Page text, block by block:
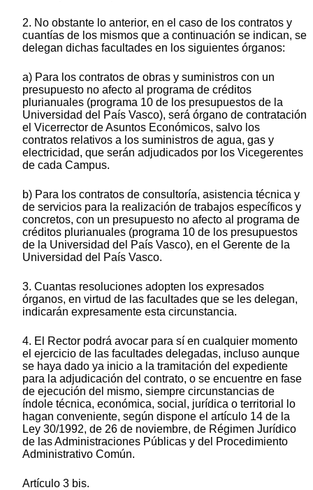
2. No obstante lo anterior, en el caso de los contratos y
cuantías de los mismos que a continuación se indican, se
delegan dichas facultades en los siguientes órganos:
a) Para los contratos de obras y suministros con un
presupuesto no afecto al programa de créditos
plurianuales (programa 10 de los presupuestos de la
Universidad del País Vasco), será órgano de contratación
el Vicerrector de Asuntos Económicos, salvo los
contratos relativos a los suministros de agua, gas y
electricidad, que serán adjudicados por los Vicegerentes
de cada Campus.
b) Para los contratos de consultoría, asistencia técnica y
de servicios para la realización de trabajos específicos y
concretos, con un presupuesto no afecto al programa de
créditos plurianuales (programa 10 de los presupuestos
de la Universidad del País Vasco), en el Gerente de la
Universidad del País Vasco.
3. Cuantas resoluciones adopten los expresados
órganos, en virtud de las facultades que se les delegan,
indicarán expresamente esta circunstancia.
4. El Rector podrá avocar para sí en cualquier momento
el ejercicio de las facultades delegadas, incluso aunque
se haya dado ya inicio a la tramitación del expediente
para la adjudicación del contrato, o se encuentre en fase
de ejecución del mismo, siempre circunstancias de
índole técnica, económica, social, jurídica o territorial lo
hagan conveniente, según dispone el artículo 14 de la
Ley 30/1992, de 26 de noviembre, de Régimen Jurídico
de las Administraciones Públicas y del Procedimiento
Administrativo Común.
Artículo 3 bis.